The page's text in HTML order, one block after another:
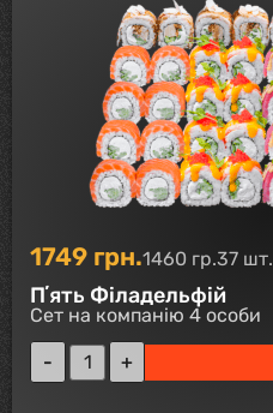
1749 грн.1460 гр.37 шт.
Пʼять Філадельфій
Сет на компанію 4 особи